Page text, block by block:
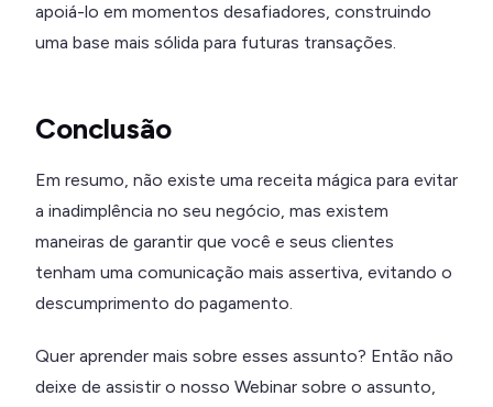
apoiá-lo em momentos desafiadores, construindo
uma base mais sólida para futuras transações.
Conclusão
Em resumo, não existe uma receita mágica para evitar
a inadimplência no seu negócio, mas existem
maneiras de garantir que você e seus clientes
tenham uma comunicação mais assertiva, evitando o
descumprimento do pagamento.
Quer aprender mais sobre esses assunto? Então não
deixe de assistir o nosso Webinar sobre o assunto,